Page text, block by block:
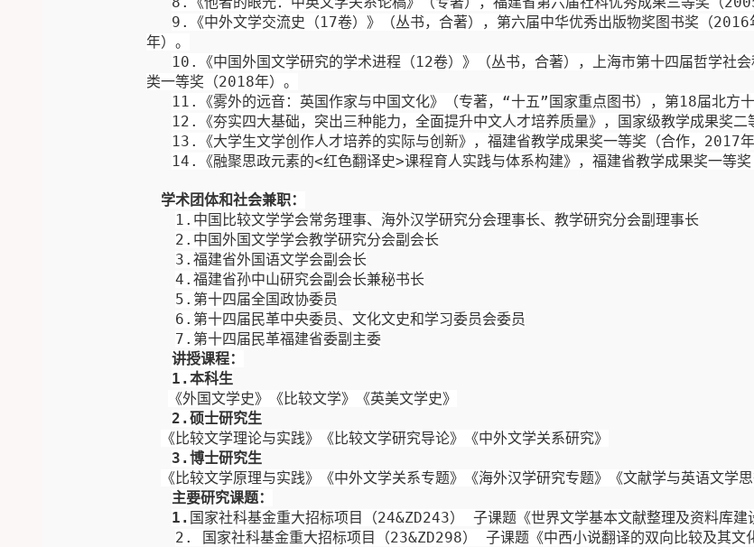
9 . 《中外文学交流史（17卷）》（丛书，合著），第六届中华优秀出版物奖图书奖（2016
年）。
10 . 《中国外国文学研究的学术进程（12卷）》（丛书，合著），上海市第十四届哲学社
类一等奖（2018年）。
11 . 《雾外的远音：英国作家与中国文化》（专著，“十五”国家重点图书），第18届北方
12. 《夯实四大基础，突出三种能力，全面提升中文人才培养质量》，国家级教学成果奖二
13.
《大学生文学创作人才培养的实际与创新》，福建省教学成果奖一等奖（合作， 2017
14. 《融聚思政元素的<红色翻译史>课程育人实践与体系构建》，福建省教学成果奖一等奖
学术团体和社会兼职：
1. 中国比较文学学会常务理事、海外汉学研究分会理事长、教学研究分会副理事长
2. 中国外国文学学会教学研究分会副会长
3. 福建省外国语文学会副会长
4. 福建省孙中山研究会副会长兼秘书长
5. 第十四届全国政协委员
6. 第十四届 民革中央委员、 文化文史和学习委员会委员
7. 第十四届 民革福建省委副主委
讲授课程：
1. 本科生
《外国文学史》《比较文学》《英美文学史》
2. 硕士研究生
《比较文学理论与实践》《比较文学研究导论》《中外文学关系研究》
3. 博士研究生
《比较文学原理与实践》《中外文学关系专题》《海外汉学研究专题》《文献学与英语文学思
主要研究课题：
1. 国家社科基金重大招标项目（24&ZD243） 子课题《世界文学基本文献整理及资料库建
2 . 国家社科基金重大招标项目（23&ZD298） 子课题《中西小说翻译的双向比较及其文